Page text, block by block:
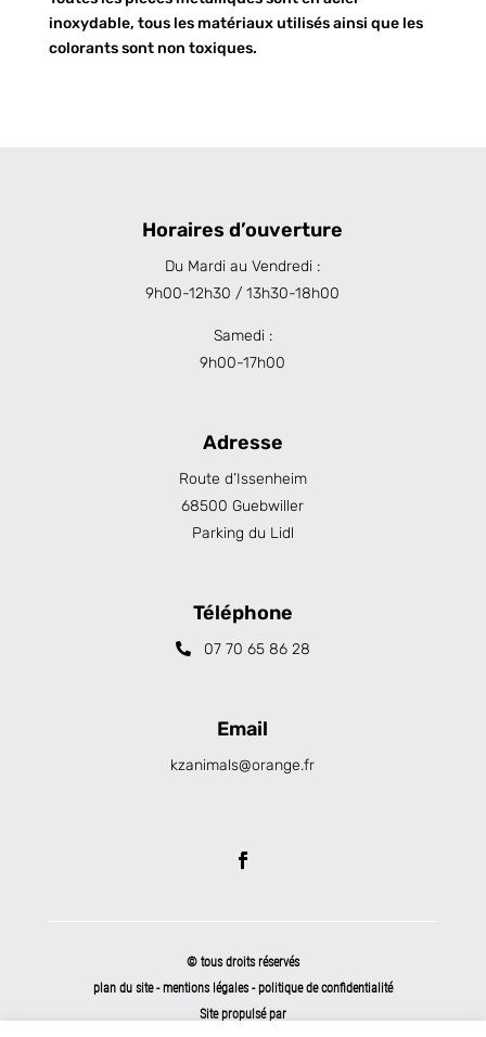
inoxydable, tous les matériaux utilisés ainsi que les
colorants sont non toxiques.
Horaires d’ouverture
Du Mardi au Vendredi :
9h00-12h30 / 13h30-18h00
Samedi :
9h00-17h00
Adresse
Route d’Issenheim
68500 Guebwiller
Parking du Lidl
Téléphone
07 70 65 86 28
Email
kzanimals@orange.fr
© tous droits réservés
plan du site-mentions légales -politique de confidentialité
Site propulsé par